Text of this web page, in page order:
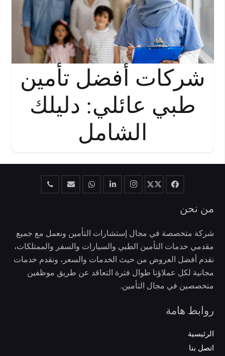
شركات أفضل تأمين
طبي عائلي: دليلك
الشامل
من نحن
شركة متخصصة في مجال إستشارات التأمين ونعمل مع جميع
مقدمي خدمات التأمين الطبي والسيارات والسفر والممتلكات،
نقدم أفضل العروض من حيث الخدمات والسعر، ونقدم خدمات
مجانية لكل عملاؤنا طوال فترة التعاقد عن طريق موظفين
متخصصين في مجال التأمين.
روابط هامة
الرئيسية
اتصل بنا